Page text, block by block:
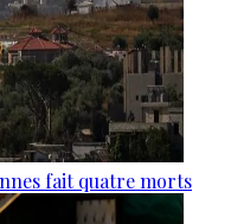
fait quatre morts